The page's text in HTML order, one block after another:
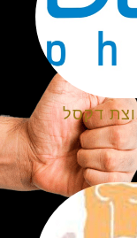
דקסל